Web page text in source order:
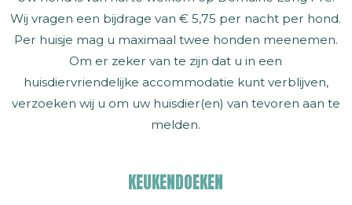
Wij vragen een bijdrage van € 5,75 per nacht per hond.
Per huisje mag u maximaal twee honden meenemen.
Om er zeker van te zijn dat u in een
huisdiervriendelijke accommodatie kunt verblijven,
verzoeken wij u om uw huisdier(en) van tevoren aan te
melden.
KEUKENDOEKEN